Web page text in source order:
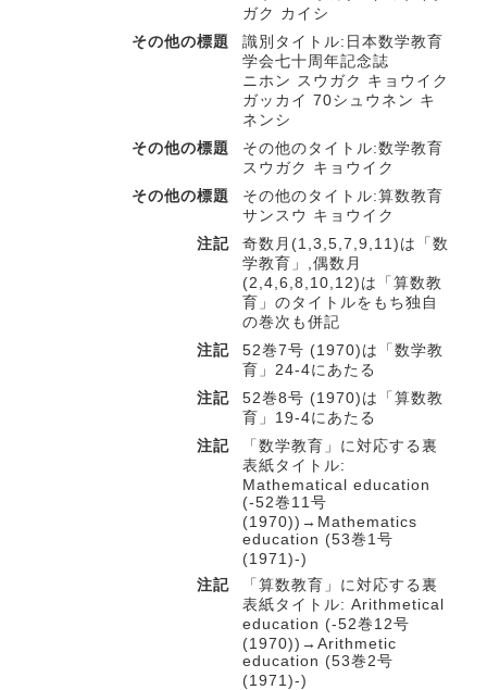
ガク カイシ
その他の標題
識別タイトル:日本数学教育
学会七十周年記念誌
ニホン スウガク キョウイク
ガッカイ 70シュウネン キ
ネンシ
その他の標題
その他のタイトル:数学教育
スウガク キョウイク
その他の標題
その他のタイトル:算数教育
サンスウ キョウイク
注記
奇数月(1,3,5,7,9,11)は「数
学教育」,偶数月
(2,4,6,8,10,12)は「算数教
育」のタイトルをもち独自
の巻次も併記
注記
52巻7号 (1970)は「数学教
育」24-4にあたる
注記
52巻8号 (1970)は「算数教
育」19-4にあたる
注記
「数学教育」に対応する裏
表紙タイトル:
Mathematical education
(-52巻11号
(1970))→Mathematics
education (53巻1号
(1971)-)
注記
「算数教育」に対応する裏
表紙タイトル: Arithmetical
education (-52巻12号
(1970))→Arithmetic
education (53巻2号
(1971)-)